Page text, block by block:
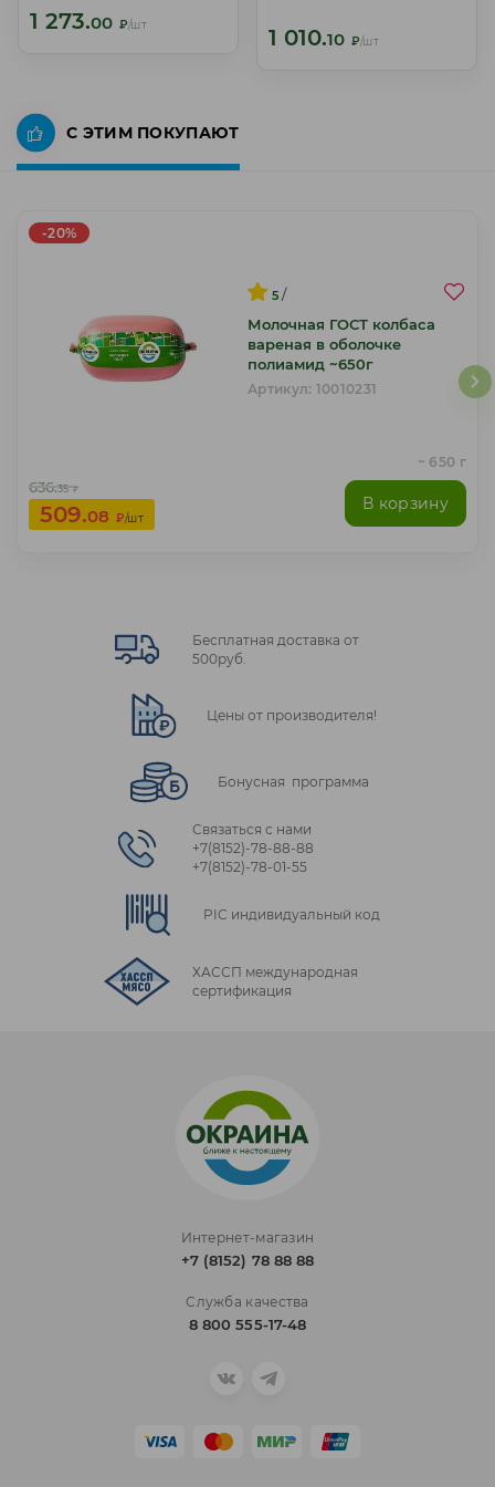
1 273.00 ₽/шт
1 273.00 ₽/шт
1 010.10 ₽/шт
1 010.10 ₽/шт
С ЭТИМ ПОКУПАЮТ
-20%
5 /
Молочная ГОСТ колбаса
вареная в оболочке
полиамид ~650г
Артикул: 10010231
~ 650 г
636.35 ₽
509.08 ₽/шт
В корзину
Бесплатная доставка от
500руб.
Цены от производителя!
Бонусная программа
Связаться с нами
+7(8152)‑78‑88‑88
+7(8152)‑78‑01‑55
PIC индивидуальный код
ХАССП международная
сертификация
Интернет-магазин
+7 (8152) 78 88 88
Служба качества
8 800 555-17-48